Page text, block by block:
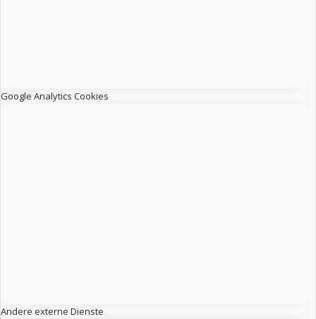
Google Analytics Cookies
Andere externe Dienste